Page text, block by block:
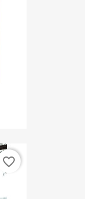
favorite_border